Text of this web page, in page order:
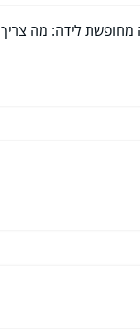
מחופשת לידה: מה צריך